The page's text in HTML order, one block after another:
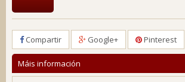
Compartir Google+ Pinterest
Máis información